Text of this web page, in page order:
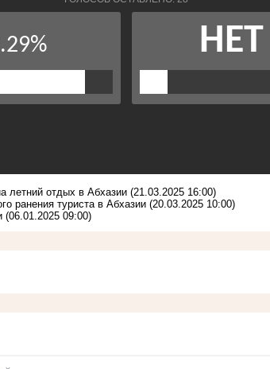
летний отдых в Абхазии (21.03.2025 16:00)
ранения туриста в Абхазии (20.03.2025 10:00)
(06.01.2025 09:00)